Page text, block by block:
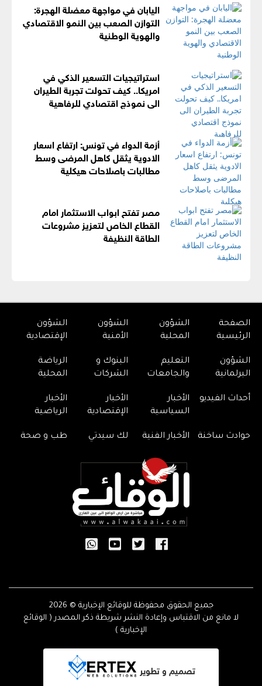
اليابان في مواجهة معضلة الهجرة:
التوازن الصعب بين النمو الاقتصادي
والهوية الوطنية
استراتيجيات التسعير الذكي في
امريكا.. كيف تحولت تجربة الطيران
الى نموذج اقتصادي للرفاهية
أزمة الدواء في تونس: ارتفاع اسعار
الادوية يثقل كاهل المرضى وسط
مطالبات باصلاحات هيكلية
مصر تفتح ابواب الاستثمار امام
القطاع الخاص لتعزيز مشروعات
الطاقة النظيفة
الصفحة
الرئيسية
الشؤون
المحلية
الشؤون
الأمنية
الشؤون
الإقتصادية
الشؤون
البرلمانية
التعليم
والجامعات
البنوك و
الشركات
الرياضة
المحلية
أحداث الفيديو
الأخبار
السياسية
الأخبار
الإقتصادية
الأخبار
الرياضية
حوادث ساخنة الأخبار الفنية لك سيدتي طب و صحة
جميع الحقوق محفوظة للوقائع الإخبارية © 2026
لا مانع من الاقتباس وإعادة النشر شريطة ذكر المصدر ( الوقائع
الإخبارية )
تصميم و تطوير